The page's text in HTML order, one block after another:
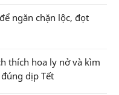
ngăn chặn lộc, đọt
thích hoa ly nở và kìm
dịp Tết